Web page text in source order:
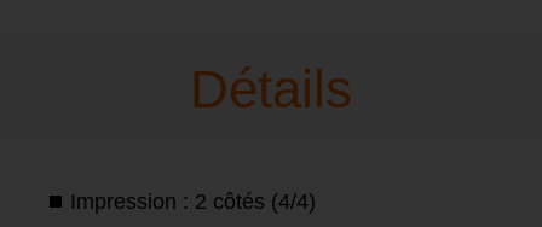
Détails
Impression : 2 côtés (4/4)